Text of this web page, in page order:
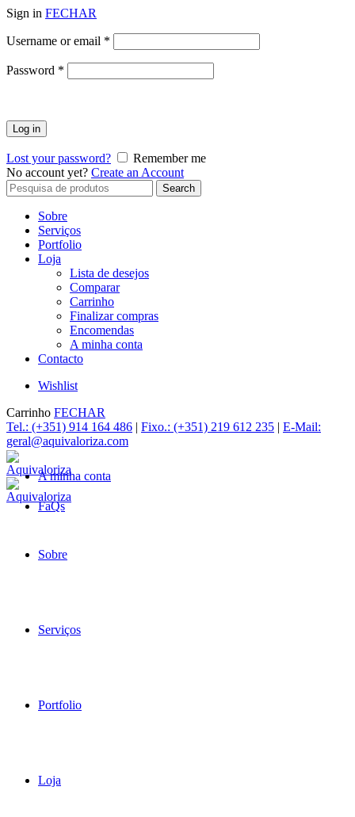
Sign in FECHAR
Username or email *
Password *
Log in
Lost your password?
Remember me
No account yet? Create an Account
Search
for:
Search
Sobre
Serviços
Portfolio
Loja
Lista de desejos
Comparar
Carrinho
Finalizar compras
Encomendas
A minha conta
Contacto
Wishlist
Carrinho FECHAR
Tel.: (+351) 914 164 486 | Fixo.: (+351) 219 612 235 | E-Mail:
geral@aquivaloriza.com
A minha conta
FaQs
Sobre
Serviços
Portfolio
Loja